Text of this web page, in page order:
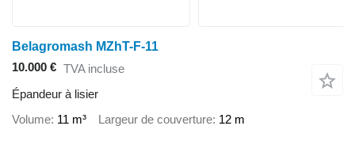
Belagromash MZhT-F-11
10.000 € TVA incluse
Épandeur à lisier
Volume 11 m³ Largeur de couverture 12 m